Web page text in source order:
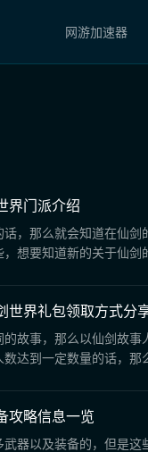
网游加速器
界门派介绍
，那么就会知道在仙
想要知道新的关于仙
世界礼包领取方式分
故事，那么以仙剑故
达到一定数量的话，
攻略信息一览
器以及装备的，但是